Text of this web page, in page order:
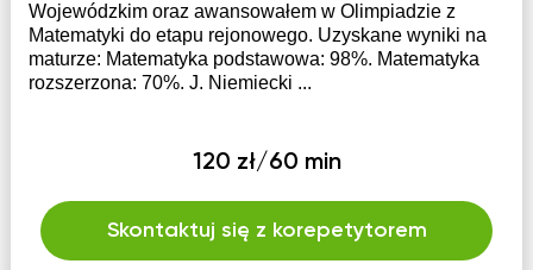
Wojewódzkim oraz awansowałem w Olimpiadzie z
Matematyki do etapu rejonowego. Uzyskane wyniki na
maturze: Matematyka podstawowa: 98%. Matematyka
rozszerzona: 70%. J. Niemiecki ...
120 zł/60 min
Skontaktuj się z korepetytorem